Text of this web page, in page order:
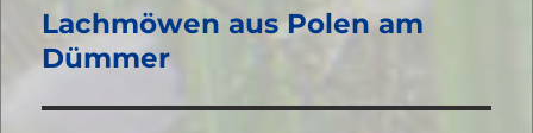
Vorheriger
Beitrag:
Lachmöwen aus Polen am
Dümmer